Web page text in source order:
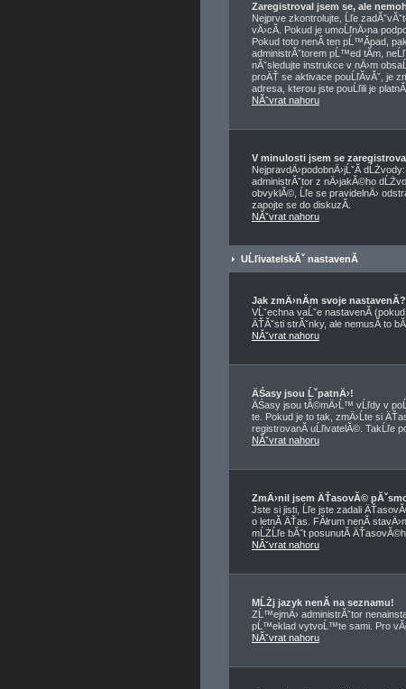
Zaregistroval jsem se, ale
Nejprve zkontrolujte, Ĺľe
vÄ›cĂ­. Pokud je umoĹľnÄ›na
Pokud toto nenĂ­ ten pĹ™Ă­pad,
administrĂˇtorem pĹ™ed tĂ­m,
nĂˇsledujte instrukce v nÄ›m
proÄŤ se aktivace pouĹľĂ­vĂˇ, je
adresa, kterou jste pouĹľili je
NĂˇvrat nahoru
V minulosti jsem se
NejpravdÄ›podobnÄ›jĹˇĂ­
administrĂˇtor z nÄ›jakĂ©ho
obvyklĂ©, Ĺľe se pravidelnÄ›
zapojte se do diskuzĂ­.
NĂˇvrat nahoru
UĹľivatelskĂˇ nastavenĂ­
Jak zmÄ›nĂ­m svoje nastavenĂ­?
VĹˇechna vaĹˇe nastavenĂ­
ÄŤĂˇsti strĂˇnky, ale nemusĂ­ to
NĂˇvrat nahoru
ÄŚasy jsou ĹˇpatnÄ›!
ÄŚasy jsou tĂ©mÄ›Ĺ™ vĹľdy v
te. Pokud je to tak, zmÄ›Ĺte si
registrovanĂ­ uĹľivatelĂ©. TakĹľe
NĂˇvrat nahoru
ZmÄ›nil jsem ÄŤasovĂ©
Jste si jisti, Ĺľe jste zadali
o letnĂ­ ÄŤas. FĂłrum nenĂ­
mĹŻĹľe bĂ˝t posunutĂ­
NĂˇvrat nahoru
MĹŻj jazyk nenĂ­ na seznamu!
ZĹ™ejmÄ› administrĂˇtor
pĹ™eklad vytvoĹ™te sami. Pro
NĂˇvrat nahoru